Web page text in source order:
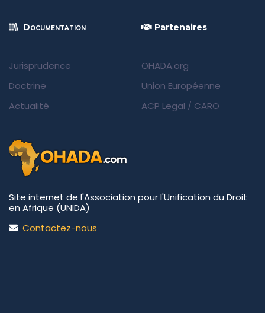
Documentation
Jurisprudence
Doctrine
Actualité
Partenaires
OHADA.org
Union Européenne
ACP Legal / CARO
Site internet de l'Association pour l'Unification du Droit
en Afrique (UNIDA)
Contactez-nous